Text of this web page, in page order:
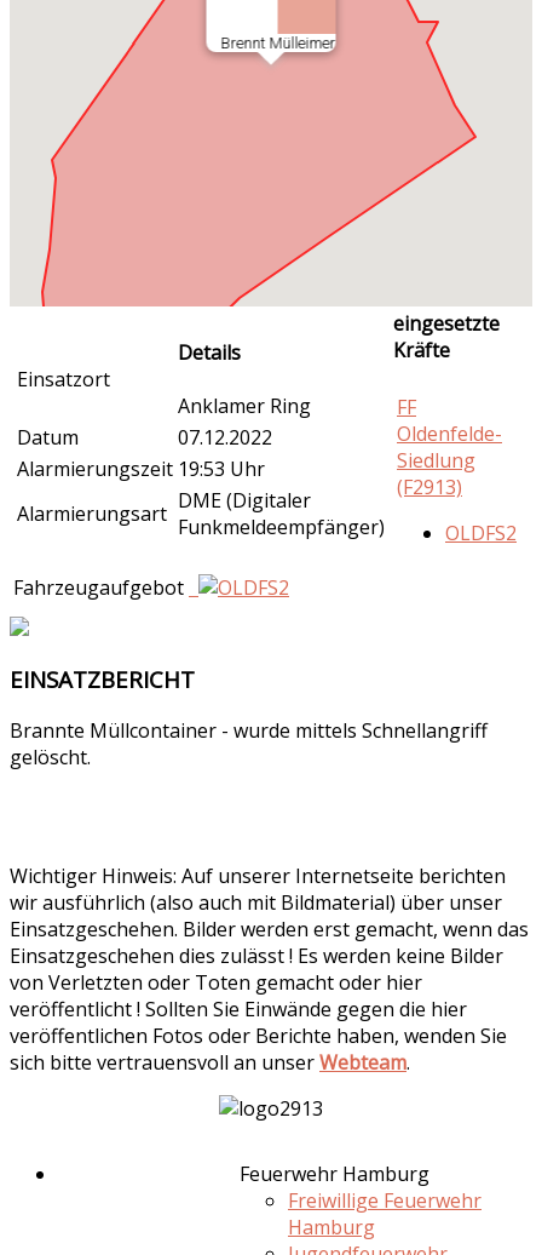
Brennt Mülleimer
Einsatzort
Details
Anklamer Ring
Datum
07.12.2022
Alarmierungszeit 19:53 Uhr
Alarmierungsart DME (Digitaler
Funkmeldeempfänger)
eingesetzte
Kräfte
FF
Oldenfelde-
Siedlung
(F2913)
OLDFS2
Fahrzeugaufgebot
EINSATZBERICHT
Brannte Müllcontainer - wurde mittels Schnellangriff
gelöscht.
Wichtiger Hinweis: Auf unserer Internetseite berichten
wir ausführlich (also auch mit Bildmaterial) über unser
Einsatzgeschehen. Bilder werden erst gemacht, wenn das
Einsatzgeschehen dies zulässt ! Es werden keine Bilder
von Verletzten oder Toten gemacht oder hier
veröffentlicht ! Sollten Sie Einwände gegen die hier
veröffentlichen Fotos oder Berichte haben, wenden Sie
sich bitte vertrauensvoll an unserWebteam.
Feuerwehr Hamburg
Freiwillige Feuerwehr
Hamburg